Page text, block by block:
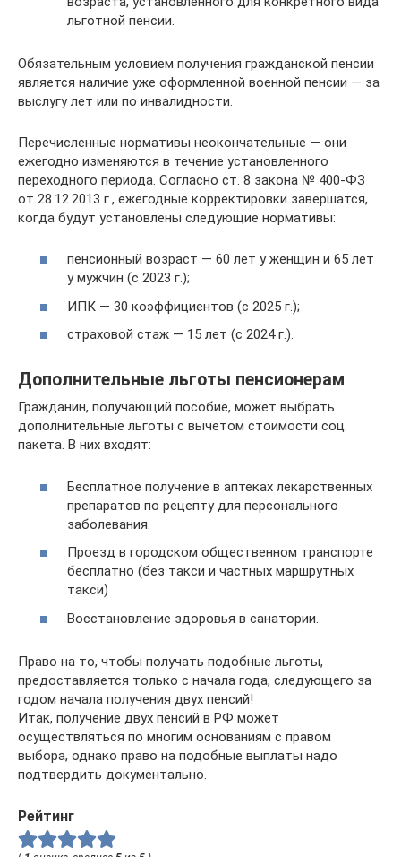
льготной пенсии.
Обязательным условием получения гражданской пенсии
является наличие уже оформленной военной пенсии — за
выслугу лет или по инвалидности.
Перечисленные нормативы неокончательные — они
ежегодно изменяются в течение установленного
переходного периода. Согласно ст. 8 закона № 400-ФЗ
от 28.12.2013 г., ежегодные корректировки завершатся,
когда будут установлены следующие нормативы:
пенсионный возраст — 60 лет у женщин и 65 лет
у мужчин (с 2023 г.);
ИПК — 30 коэффициентов (с 2025 г.);
страховой стаж — 15 лет (с 2024 г.).
Дополнительные льготы пенсионерам
Гражданин, получающий пособие, может выбрать
дополнительные льготы с вычетом стоимости соц.
пакета. В них входят:
Бесплатное получение в аптеках лекарственных
препаратов по рецепту для персонального
заболевания.
Проезд в городском общественном транспорте
бесплатно (без такси и частных маршрутных
такси)
Восстановление здоровья в санатории.
Право на то, чтобы получать подобные льготы,
предоставляется только с начала года, следующего за
годом начала получения двух пенсий!
Итак, получение двух пенсий в РФ может
осуществляться по многим основаниям с правом
выбора, однако право на подобные выплаты надо
подтвердить документально.
Рейтинг